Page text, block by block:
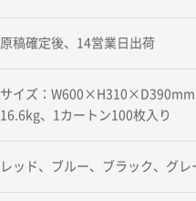
原稿確定後、14営業日出荷
サイズ：W600×H310×D390mm
16.6kg、1カートン100枚入り
レッド、ブルー、ブラック、グレ